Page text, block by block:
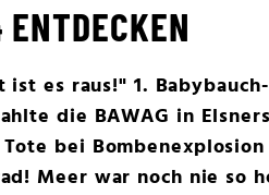
ist es raus!" 1.
die BAWAG in
bei Bombenexplosion
Meer war noch nie so